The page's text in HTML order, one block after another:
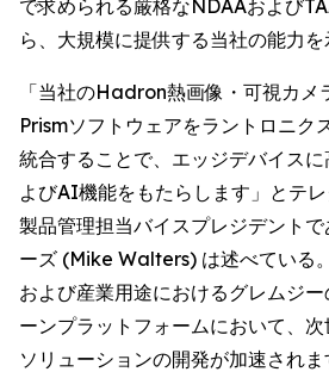
で求められる厳格なNDAAおよび
ら、大規模に提供する当社の能力を
「当社のHadron熱画像・可視カメ
Prismソフトウェアをラントロニク
統合することで、エッジデバイス
よびAI機能をもたらします」とテ
製品管理担当バイスプレジデント
ーズ (Mike Walters) は述べている
および産業用途におけるグレムジ
ーンプラットフォームにおいて、
ソリューションの開発が加速されま